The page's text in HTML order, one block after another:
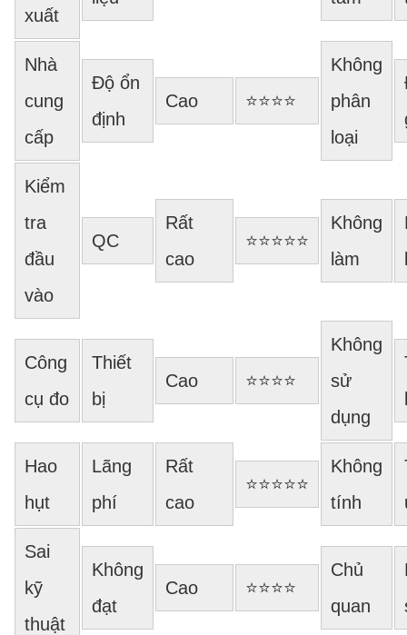
xuất
Nhà
cung
cấp
Độ ổn
định
Cao ⭐⭐⭐⭐
Không
phân
loại
Kiểm
tra
đầu
vào
QC
Rất
cao
⭐⭐⭐⭐⭐
Không
làm
Công
cụ đo
Thiết
bị
Cao ⭐⭐⭐⭐
Không
sử
dụng
Hao
hụt
Lãng
phí
Rất
cao
⭐⭐⭐⭐⭐
Không
tính
Sai
kỹ
thuật
Không
đạt
Cao ⭐⭐⭐⭐
Chủ
quan